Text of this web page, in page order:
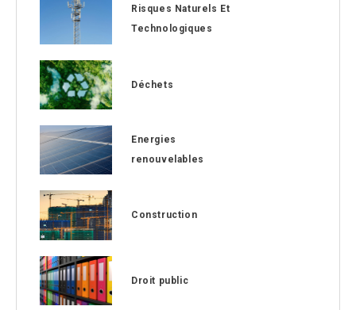
Risques Naturels Et
Technologiques
Déchets
Energies
renouvelables
Construction
Droit public